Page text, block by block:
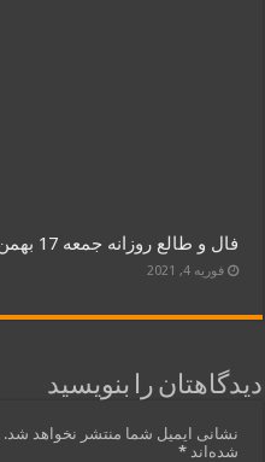
فال و طالع روزانه جمعه 17 بهمن ماه 99
فوریه 4, 2021
دیدگاهتان را بنویسید
نشانی ایمیل شما منتشر نخواهد شد.
شده‌اند*